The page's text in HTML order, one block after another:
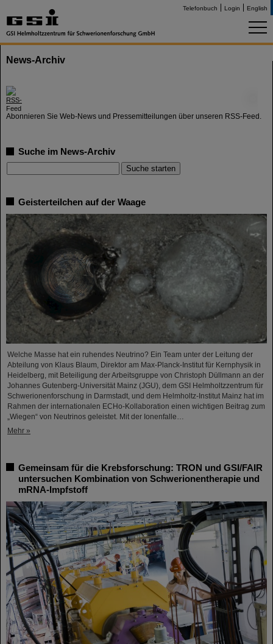
Telefonbuch Login English
News-Archiv
Abonnieren Sie Web-News und Pressemitteilungen über unseren RSS-Feed.
Suche im News-Archiv
Geisterteilchen auf der Waage
Welche Masse hat ein ruhendes Neutrino? Ein Team unter der Leitung der
Abteilung von Klaus Blaum, Direktor am Max-Planck-Institut für Kernphysik in
Heidelberg, mit Beteiligung der Arbeitsgruppe von Christoph Düllmann an der
Johannes Gutenberg-Universität Mainz (JGU), dem GSI Helmholtzzentrum für
Schwerionenforschung in Darmstadt, und dem Helmholtz-Institut Mainz hat im
Rahmen der internationalen ECHo-Kollaboration einen wichtigen Beitrag zum
„Wiegen“ von Neutrinos geleistet. Mit der Ionenfalle…
Mehr »
Gemeinsam für die Krebsforschung: TRON und GSI/FAIR
untersuchen Kombination von Schwerionentherapie und
mRNA-Impfstoff